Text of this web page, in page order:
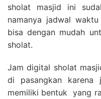
sholat masjid ini
namanya jadwal
bisa dengan mudah
sholat.
Jam digital sholat
di pasangkan
memiliki bentuk yang